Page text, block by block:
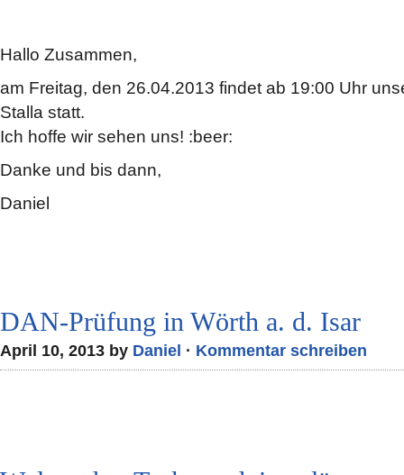
Hallo Zusammen,
am Freitag, den 26.04.2013 findet ab 19:00 Uhr
Stalla statt.
Ich hoffe wir sehen uns! :beer:
Danke und bis dann,
Daniel
DAN-Prüfung in Wörth a. d. Isar
April 10, 2013 by Daniel · Kommentar schreiben